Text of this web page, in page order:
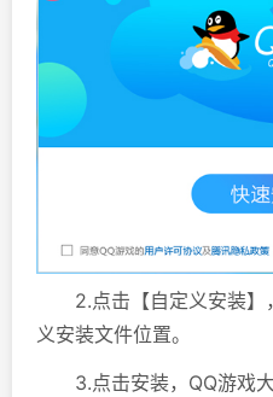
2.点击【自定义安装】
义安装文件位置。
3.点击安装，QQ游戏大